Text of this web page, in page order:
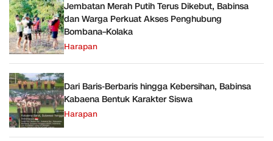
Jembatan Merah Putih Terus Dikebut, Babinsa
dan Warga Perkuat Akses Penghubung
Bombana–Kolaka
Harapan
Dari Baris-Berbaris hingga Kebersihan, Babinsa
Kabaena Bentuk Karakter Siswa
Harapan